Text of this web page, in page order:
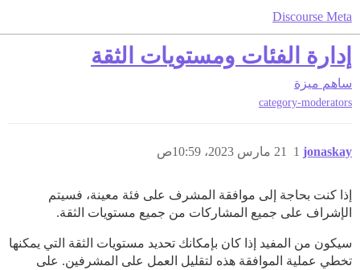
Discourse Meta
إدارة الفئات ومستويات الثقة
ساهم ميزة
category-moderators
jonaskay 21 مارس 2023، 10:59ص 1
إذا كنت بحاجة إلى موافقة المشرف على فئة معينة، فسيتم
الإشراف على جميع المشاركات من جميع مستويات الثقة.
سيكون من المفيد إذا كان بإمكانك تحديد مستويات الثقة التي يمكنها
تخطي عملية الموافقة هذه لتقليل العمل على المشرفين. على